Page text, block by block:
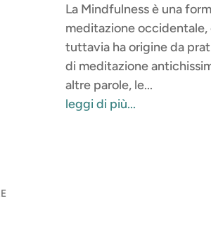
La Mindfulness è una
meditazione occidentale,
tuttavia ha origine da
di meditazione
altre parole, le...
leggi di più...